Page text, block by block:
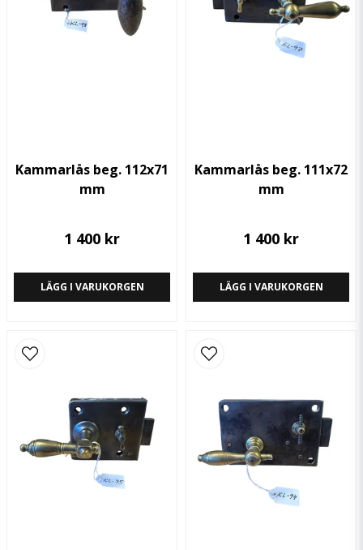
Ja, ni får publicera min fråga
Skicka fråga
Kammarlås beg. 112x71
mm
1 400 kr
LÄGG I VARUKORGEN
Kammarlås beg. 111x72
mm
1 400 kr
LÄGG I VARUKORGEN